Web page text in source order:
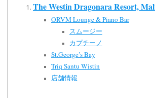
The Westin Dragonara Resort,
ORVM Lounge & Piano Bar
スムージー
カプチーノ
St.George’s Bay
Triq Santu Wistin
店舗情報